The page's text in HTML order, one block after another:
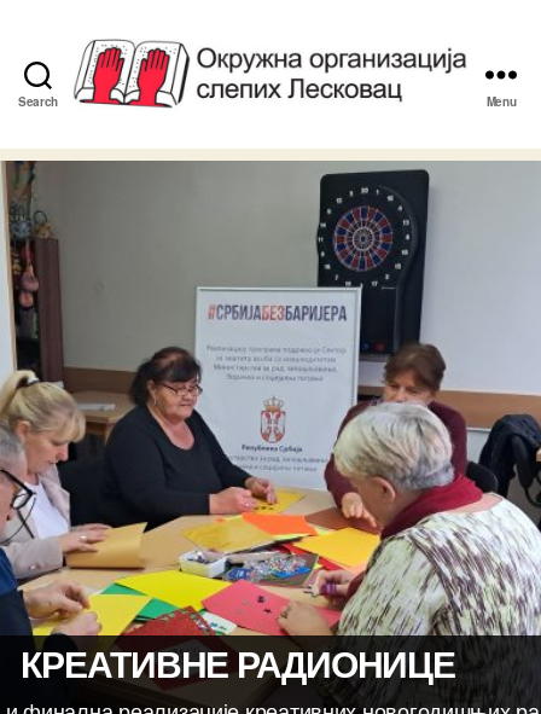
Search
Слепих
Лесковац
Menu
КРЕАТИВНЕ РАДИОНИЦЕ